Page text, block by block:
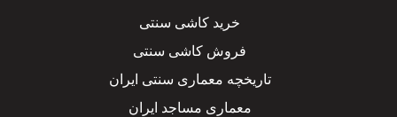
خرید کاشی سنتی
فروش کاشی سنتی
تاریخچه معماری سنتی ایران
معماری مساجد ایران